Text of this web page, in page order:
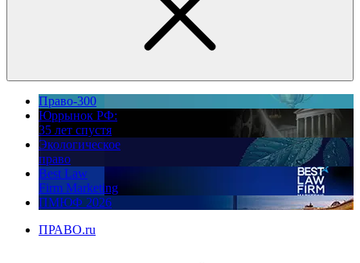
Право-300
Юррынок РФ:
35 лет спустя
Экологическое
право
Best Law
Firm Marketing
ПМЮФ 2026
ПРАВО.ru